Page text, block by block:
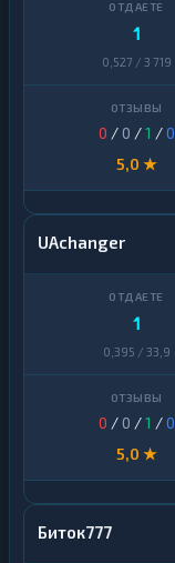
1
0,527 / 3 719
0 / 0 /1 /0
5,0 ★
UAchanger
1
0,395 / 33,9
0 / 0 /1 /0
5,0 ★
Биток777